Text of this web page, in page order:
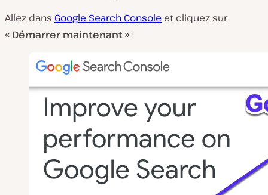
Allez dans Google Search Console et cliquez sur
« Démarrer maintenant »: